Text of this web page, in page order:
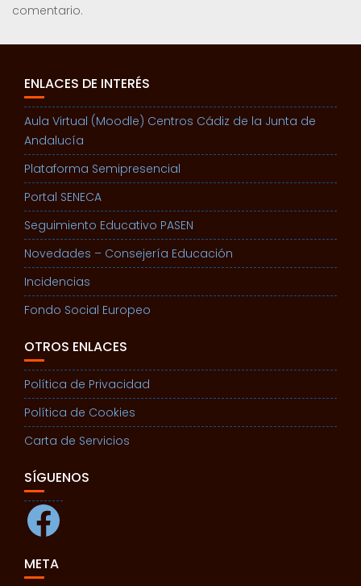
comentario.
ENLACES DE INTERÉS
Aula Virtual (Moodle) Centros Cádiz de la Junta de
Andalucía
Plataforma Semipresencial
Portal SENECA
Seguimiento Educativo PASEN
Novedades – Consejería Educación
Incidencias
Fondo Social Europeo
OTROS ENLACES
Política de Privacidad
Política de Cookies
Carta de Servicios
SÍGUENOS
Facebook
META